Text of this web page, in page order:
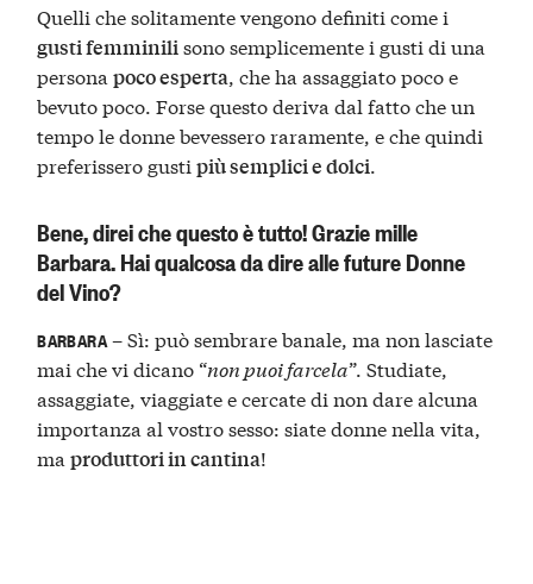
Quelli che solitamente vengono definiti come i
gusti femminili sono semplicemente i gusti di una
personapoco esperta , che ha assaggiato poco e
bevuto poco. Forse questo deriva dal fatto che un
tempo le donne bevessero raramente, e che quindi
preferissero gustipiù semplici e dolci
Bene, direi che questo è tutto! Grazie mille
Barbara. Hai qualcosa da dire alle future Donne
del Vino?
BARBARA– Sì: può sembrare banale, ma non lasciate
mai che vi dicano “non puoi farcela”. Studiate,
assaggiate, viaggiate e cercate di non dare alcuna
importanza al vostro sesso: siate donne nella vita,
maproduttori in cantina!